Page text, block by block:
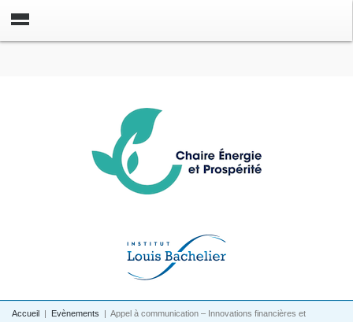
Accueil | Evènements | Appel à communication – Innovations financières et